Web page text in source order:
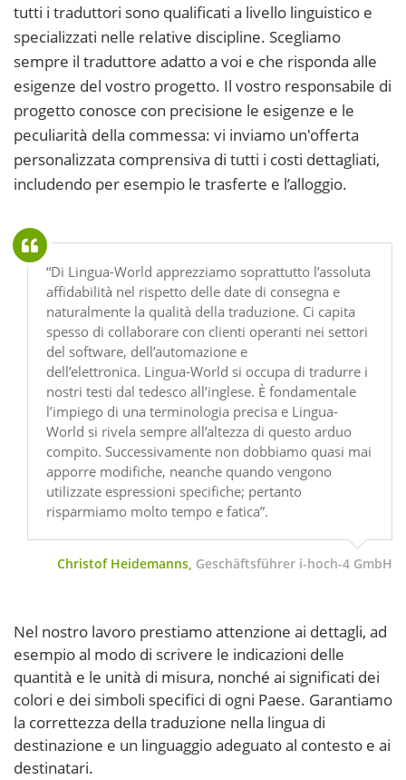
tutti i traduttori sono qualificati a livello linguistico e
specializzati nelle relative discipline. Scegliamo
sempre il traduttore adatto a voi e che risponda alle
esigenze del vostro progetto. Il vostro responsabile di
progetto conosce con precisione le esigenze e le
peculiarità della commessa: vi inviamo un'offerta
personalizzata comprensiva di tutti i costi dettagliati,
includendo per esempio le trasferte e l’alloggio.
“Di Lingua-World apprezziamo soprattutto l’assoluta
affidabilità nel rispetto delle date di consegna e
naturalmente la qualità della traduzione. Ci capita
spesso di collaborare con clienti operanti nei settori
del software, dell’automazione e
dell’elettronica. Lingua-World si occupa di tradurre i
nostri testi dal tedesco all’inglese. È fondamentale
l’impiego di una terminologia precisa e Lingua-
World si rivela sempre all’altezza di questo arduo
compito. Successivamente non dobbiamo quasi mai
apporre modifiche, neanche quando vengono
utilizzate espressioni specifiche; pertanto
risparmiamo molto tempo e fatica”.
Christof Heidemanns, Geschäftsführer i-hoch-4 GmbH
Nel nostro lavoro prestiamo attenzione ai dettagli, ad
esempio al modo di scrivere le indicazioni delle
quantità e le unità di misura, nonché ai significati dei
colori e dei simboli specifici di ogni Paese. Garantiamo
la correttezza della traduzione nella lingua di
destinazione e un linguaggio adeguato al contesto e ai
destinatari.